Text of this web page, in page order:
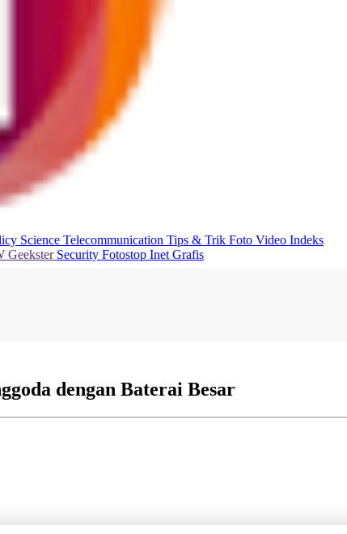
Science Telecommunication Tips & Trik Foto Video Indeks
Geekster Security Fotostop Inet Grafis
dengan Baterai Besar